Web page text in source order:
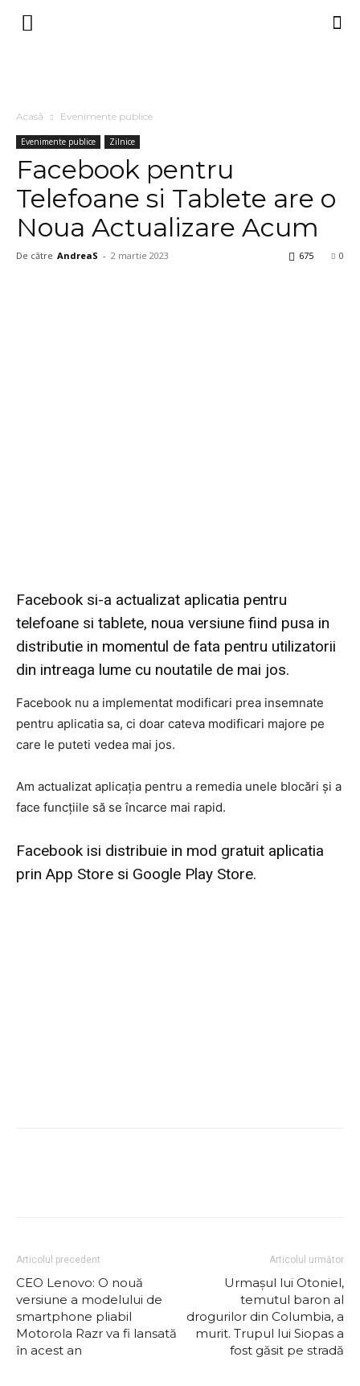
Acasă Evenimente publice
Evenimente publice Zilnice
Facebook pentru
Telefoane si Tablete are o
Noua Actualizare Acum
De către AndreaS - 2 martie 2023 0
675
Facebook si-a actualizat aplicatia pentru
telefoane si tablete, noua versiune fiind pusa in
distributie in momentul de fata pentru utilizatorii
din intreaga lume cu noutatile de mai jos.
Facebook nu a implementat modificari prea insemnate
pentru aplicatia sa, ci doar cateva modificari majore pe
care le puteti vedea mai jos.
Am actualizat aplicația pentru a remedia unele blocări și a
face funcțiile să se încarce mai rapid.
Facebook isi distribuie in mod gratuit aplicatia
prin App Store si Google Play Store.
Articolul precedent
CEO Lenovo: O nouă
versiune a modelului de
smartphone pliabil
Motorola Razr va fi lansată
în acest an
Articolul următor
Urmașul lui Otoniel,
temutul baron al
drogurilor din Columbia, a
murit. Trupul lui Siopas a
fost găsit pe stradă